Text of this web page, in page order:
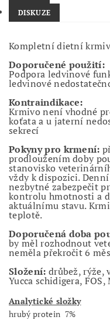
DISKUZE
Kompletní dietní
Doporučené použití:
Podpora ledvinové
ledvinové
Kontraindikace:
Krmivo není vhodné
koťata a u jaterní
sekrecí
Pokyny pro krmení:
prodloužením doby
stanovisko
vždy k dispozici.
nezbytné zabezpečit
kontrolu hmotnosti a
aktuálnímu stavu.
teplotě.
Doporučená doba
by měl rozhodnout
neměla překročit 6
Složení: drůbež, rýže,
Yucca schidigera,
Analytické složky
hrubý protein 7%